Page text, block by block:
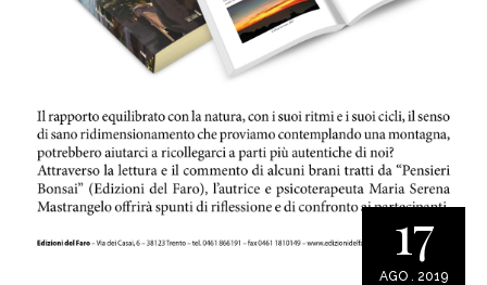
17
AGO . 2019